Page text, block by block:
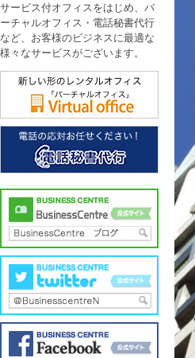
サービス付オフィスをはじめ、バ
ーチャルオフィス・電話秘書代行
など、お客様のビジネスに最適な
様々なサービスがございます。